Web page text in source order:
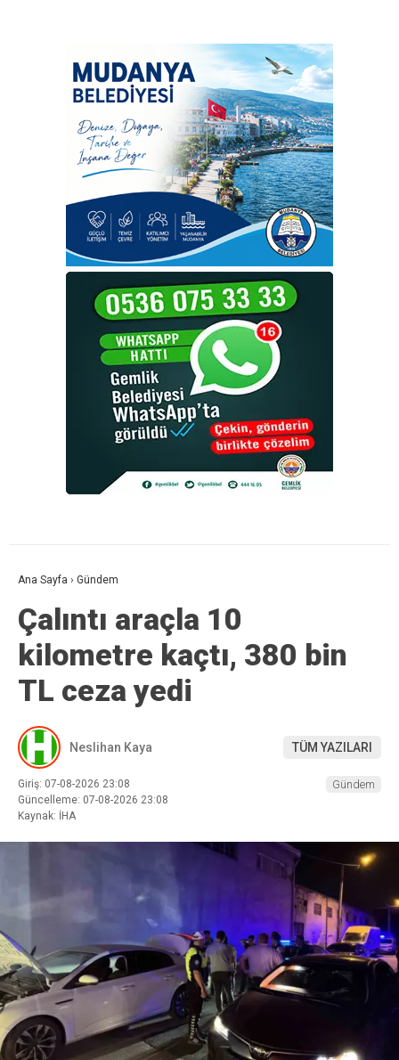
Ana Sayfa › Gündem
Çalıntı araçla 10
kilometre kaçtı, 380 bin
TL ceza yedi
Neslihan Kaya TÜM YAZILARI
Giriş: 07-08-2026 23:08
Güncelleme: 07-08-2026 23:08
Kaynak: İHA
Gündem